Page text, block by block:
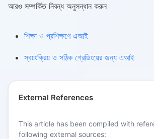
আরও সম্পর্কিত নিবন্ধ অনুসন্ধান করুন
শিক্ষা ও প্রশিক্ষণে এআই
স্বয়ংক্রিয় ও সঠিক গ্রেডিংয়ের জন্য এআই
External References
This article has been compiled with
following external sources: